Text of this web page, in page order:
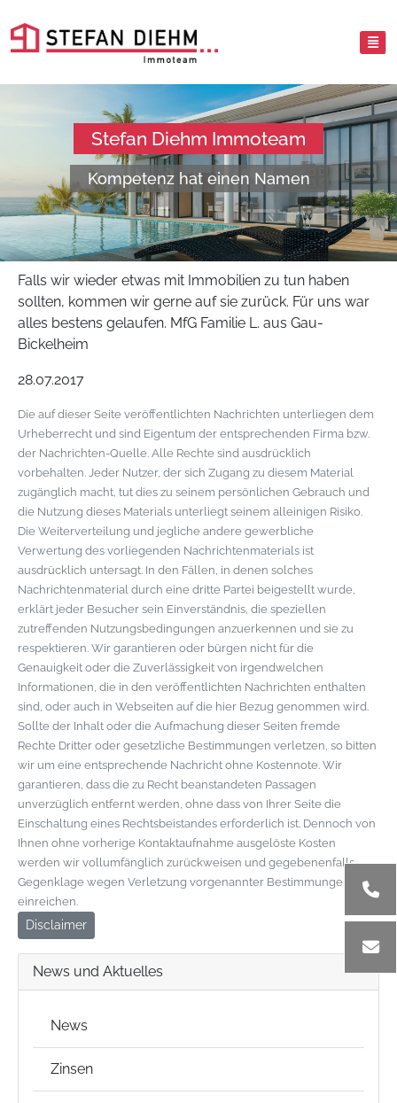
Stefan Diehm Immoteam
Kompetenz hat einen Namen
Falls wir wieder etwas mit Immobilien zu tun haben
sollten, kommen wir gerne auf sie zurück. Für uns war
alles bestens gelaufen. MfG Familie L. aus Gau-
Bickelheim
28.07.2017
Die auf dieser Seite veröffentlichten Nachrichten unterliegen dem
Urheberrecht und sind Eigentum der entsprechenden Firma bzw.
der Nachrichten-Quelle. Alle Rechte sind ausdrücklich
vorbehalten. Jeder Nutzer, der sich Zugang zu diesem Material
zugänglich macht, tut dies zu seinem persönlichen Gebrauch und
die Nutzung dieses Materials unterliegt seinem alleinigen Risiko.
Die Weiterverteilung und jegliche andere gewerbliche
Verwertung des vorliegenden Nachrichtenmaterials ist
ausdrücklich untersagt. In den Fällen, in denen solches
Nachrichtenmaterial durch eine dritte Partei beigestellt wurde,
erklärt jeder Besucher sein Einverständnis, die speziellen
zutreffenden Nutzungsbedingungen anzuerkennen und sie zu
respektieren. Wir garantieren oder bürgen nicht für die
Genauigkeit oder die Zuverlässigkeit von irgendwelchen
Informationen, die in den veröffentlichten Nachrichten enthalten
sind, oder auch in Webseiten auf die hier Bezug genommen wird.
Sollte der Inhalt oder die Aufmachung dieser Seiten fremde
Rechte Dritter oder gesetzliche Bestimmungen verletzen, so bitten
wir um eine entsprechende Nachricht ohne Kostennote. Wir
garantieren, dass die zu Recht beanstandeten Passagen
unverzüglich entfernt werden, ohne dass von Ihrer Seite die
Einschaltung eines Rechtsbeistandes erforderlich ist. Dennoch von
Ihnen ohne vorherige Kontaktaufnahme ausgelöste Kosten
werden wir vollumfänglich zurückweisen und gegebenenfalls
Gegenklage wegen Verletzung vorgenannter Bestimmungen
einreichen.
Disclaimer
News und Aktuelles
News
Zinsen